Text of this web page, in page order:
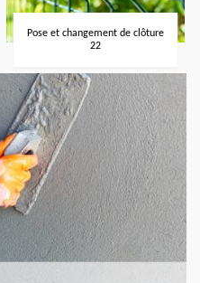
Pose et changement de clôture
22